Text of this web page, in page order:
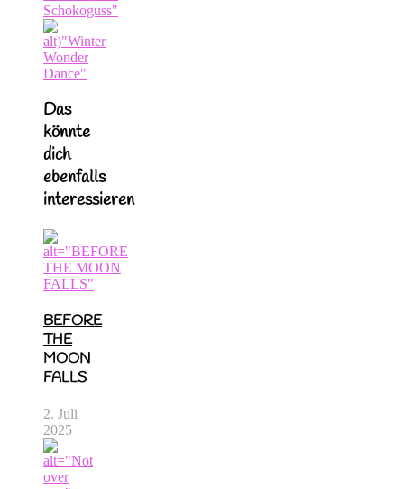
Das
könnte
dich
ebenfalls
interessieren
BEFORE
THE
MOON
FALLS
2. Juli
2025